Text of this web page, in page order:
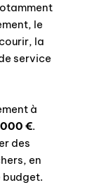
le
la
service
à
€.
des
en
budget.